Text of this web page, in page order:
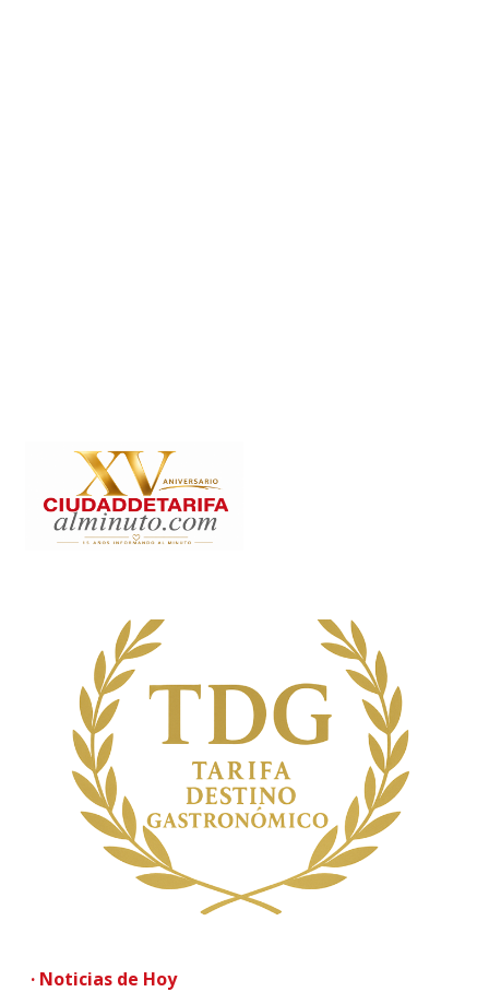
· Noticias de Hoy